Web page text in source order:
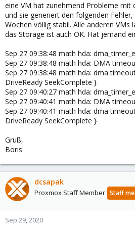
eine VM hat zunehmend Probleme mit
und sie generiert den folgenden
Wochen völlig stabil. Alle anderen VMs
das Storage ist auch OK. Hat jemand
Sep 27 09:38:48 math hda:
Sep 27 09:38:48 math hda: DMA
Sep 27 09:38:48 math hda: dma
DriveReady SeekComplete }
Sep 27 09:40:27 math hda:
Sep 27 09:40:41 math hda: DMA
Sep 27 09:40:41 math hda: dma
DriveReady SeekComplete }
Gruß,
Boris
dcsapak
Proxmox Staff Member Staff
Sep 29, 2020